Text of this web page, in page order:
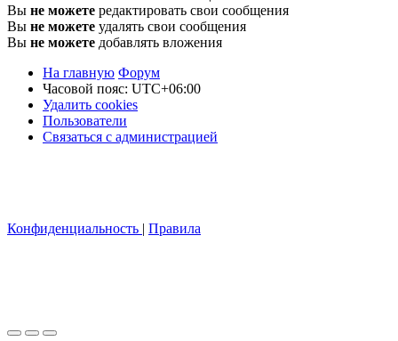
Вы не можете редактировать свои сообщения
Вы не можете удалять свои сообщения
Вы не можете добавлять вложения
На главную Форум
Часовой пояс: UTC+06:00
Удалить cookies
Пользователи
Связаться с администрацией
Конфиденциальность | Правила